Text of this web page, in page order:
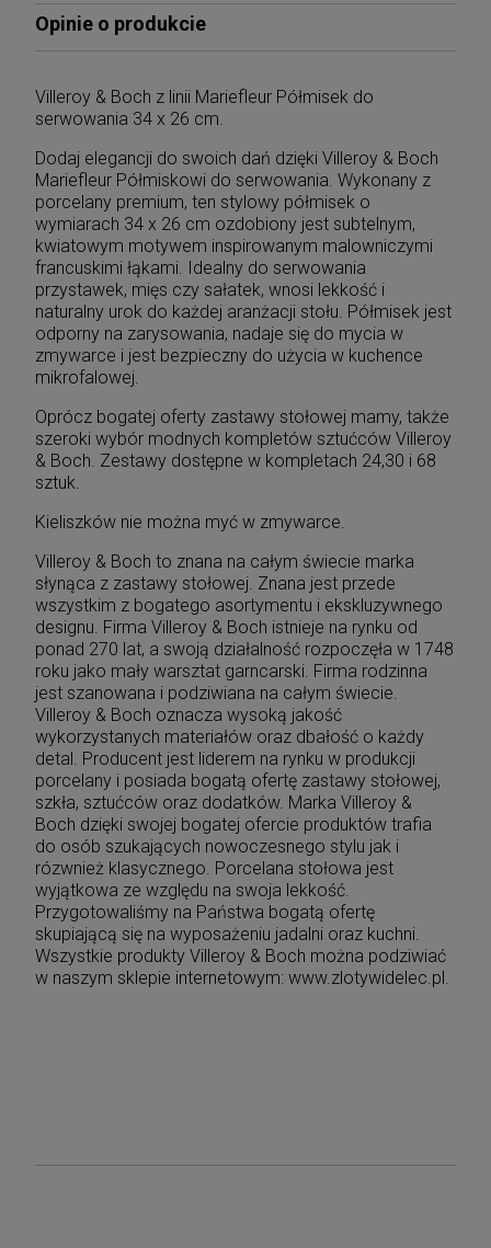
Opinie o produkcie
Villeroy & Boch z linii Mariefleur Półmisek do
serwowania 34 x 26 cm.
Dodaj elegancji do swoich dań dzięki Villeroy & Boch
Mariefleur Półmiskowi do serwowania. Wykonany z
porcelany premium, ten stylowy półmisek o
wymiarach 34 x 26 cm ozdobiony jest subtelnym,
kwiatowym motywem inspirowanym malowniczymi
francuskimi łąkami. Idealny do serwowania
przystawek, mięs czy sałatek, wnosi lekkość i
naturalny urok do każdej aranżacji stołu. Półmisek jest
odporny na zarysowania, nadaje się do mycia w
zmywarce i jest bezpieczny do użycia w kuchence
mikrofalowej.
Oprócz bogatej oferty zastawy stołowej mamy, także
szeroki wybór modnych kompletów sztućców Villeroy
& Boch. Zestawy dostępne w kompletach 24,30 i 68
sztuk.
Kieliszków nie można myć w zmywarce.
Villeroy & Boch to znana na całym świecie marka
słynąca z zastawy stołowej. Znana jest przede
wszystkim z bogatego asortymentu i ekskluzywnego
designu. Firma Villeroy & Boch istnieje na rynku od
ponad 270 lat, a swoją działalność rozpoczęła w 1748
roku jako mały warsztat garncarski. Firma rodzinna
jest szanowana i podziwiana na całym świecie.
Villeroy & Boch oznacza wysoką jakość
wykorzystanych materiałów oraz dbałość o każdy
detal. Producent jest liderem na rynku w produkcji
porcelany i posiada bogatą ofertę zastawy stołowej,
szkła, sztućców oraz dodatków. Marka Villeroy &
Boch dzięki swojej bogatej ofercie produktów trafia
do osób szukających nowoczesnego stylu jak i
rózwnież klasycznego. Porcelana stołowa jest
wyjątkowa ze względu na swoja lekkość.
Przygotowaliśmy na Państwa bogatą ofertę
skupiającą się na wyposażeniu jadalni oraz kuchni.
Wszystkie produkty Villeroy & Boch można podziwiać
w naszym sklepie internetowym: www.zlotywidelec.pl.